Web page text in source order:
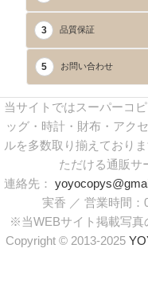
3 品質保証
5 お問い合わせ
当サイトではスーパーコ
ッグ・時計・財布・アク
ルを多数取り揃えており
ただける通販サ
連絡先：
実香 ／ 営業時間：
※当WEBサイト掲載写真
Copyright © 2013-2025